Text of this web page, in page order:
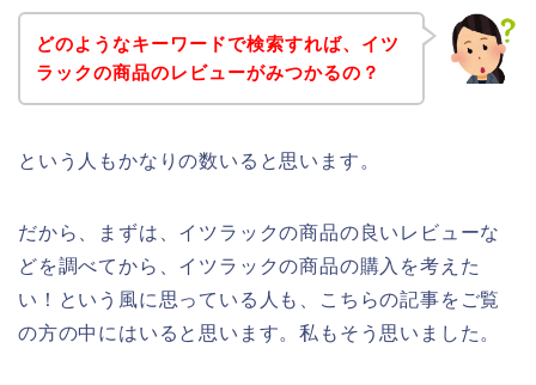
どのようなキーワードで検索すれば、イツ
ラックの商品のレビューがみつかるの？
という人もかなりの数いると思います。
だから、まずは、イツラックの商品の良いレビューな
どを調べてから、イツラックの商品の購入を考えた
い！という風に思っている人も、こちらの記事をご覧
の方の中にはいると思います。私もそう思いました。